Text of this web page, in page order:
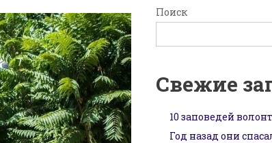
Поиск
Свежие
10 заповедей
Год назад они